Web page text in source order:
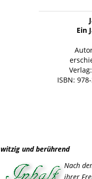
Ein
Verlag:
ISBN:
witzig und berührend
Nach
ihrer